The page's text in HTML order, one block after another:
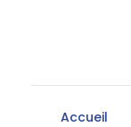
Accueil